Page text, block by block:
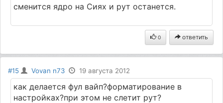
сменится ядро на Сиях и рут останется.
0 ответить
#15 Vovan n73 19 августа 2012
как делается фул вайп?форматирование в
настройках?при этом не слетит рут?